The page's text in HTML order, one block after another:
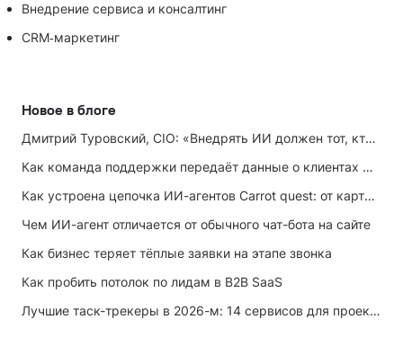
Внедрение сервиса и консалтинг
CRM‑маркетинг
Новое в блоге
Дмитрий Туровский, CIO: «Внедрять ИИ должен тот, кто ИИ не любит»
Как команда поддержки передаёт данные о клиентах маркетингу
Как устроена цепочка ИИ-агентов Carrot quest: от карточки лида до записи на встречу
Чем ИИ-агент отличается от обычного чат-бота на сайте
Как бизнес теряет тёплые заявки на этапе звонка
Как пробить потолок по лидам в B2B SaaS
Лучшие таск-трекеры в 2026-м: 14 сервисов для проектов и личных задач